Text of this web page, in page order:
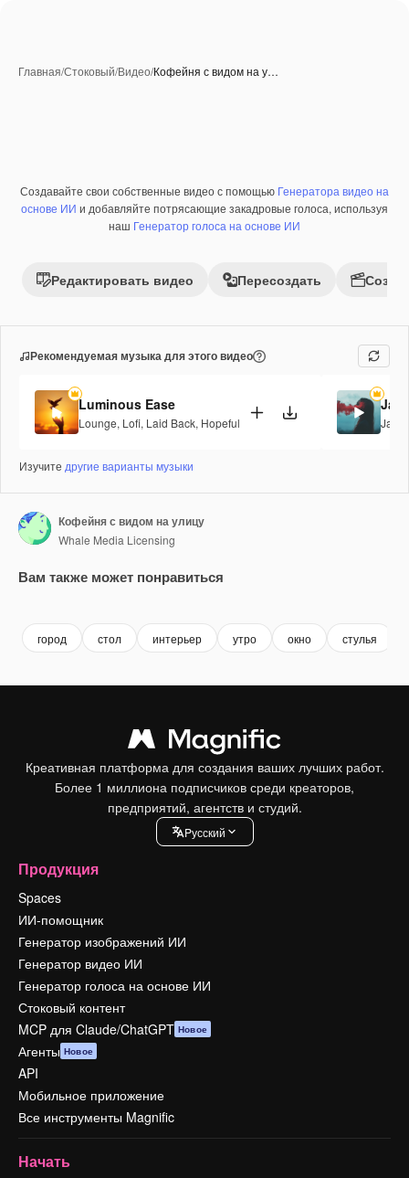
Главная/Стоковый/Видео/Кофейня с видом на у…
ПремиумСозданные при помощи ИИ
Создавайте свои собственные видео с помощью Генератора видео на
основе ИИ и добавляйте потрясающие закадровые голоса, используя
наш Генератор голоса на основе ИИ
Редактировать видео Пересоздать
Рекомендуемая музыка для этого видео
Luminous Ease
Lounge, Lofi, Laid Back, Hopeful Jazz
Изучите другие варианты музыки
Кофейня с видом на улицу
Whale Media Licensing
Вам также может понравиться
город стол интерьер утро окно стулья
Креативная платформа для создания ваших лучших работ.
Более 1 миллиона подписчиков среди креаторов,
предприятий, агентств и студий.
Pусский
Продукция
Spaces
ИИ-помощник
Генератор изображений ИИ
Генератор видео ИИ
Генератор голоса на основе ИИ
Стоковый контент
MCP для Claude/ChatGPT Новое
Агенты Новое
API
Мобильное приложение
Все инструменты Magnific
Начать